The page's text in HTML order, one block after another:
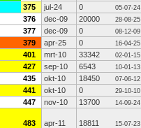
375 jul-24 0 05-07-24
376 dec-09 20000 28-08-25
377 dec-09 0 08-12-09
379 apr-25 0 16-04-25
401 mrt-10 33342 02-01-15
427 sep-10 6543 10-01-13
435 okt-10 18450 07-06-12
441 okt-10 0 29-10-10
447 nov-10 13700 14-09-24
483 apr-11 18811 15-07-23